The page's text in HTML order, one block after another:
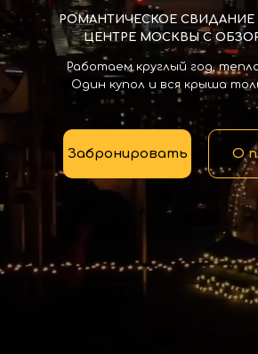
РОМАНТИЧЕСКОЕ СВИДАНИЕ
ЦЕНТРЕ МОСКВЫ С
Работаем круглый год,
Один купол и вся крыша
Забронировать О